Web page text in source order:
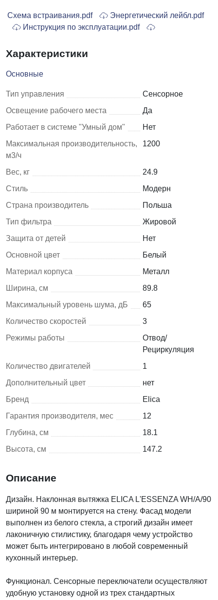
Схема встраивания.pdf
Энергетический лейбл.pdf
Инструкция по эксплуатации.pdf
Характеристики
Основные
Тип управления
Сенсорное
Освещение рабочего места
Да
Работает в системе "Умный дом"
Нет
Максимальная производительность,
м3/ч
1200
Вес, кг
24.9
Стиль
Модерн
Страна производитель
Польша
Тип фильтра
Жировой
Защита от детей
Нет
Основной цвет
Белый
Материал корпуса
Металл
Ширина, см
89.8
Максимальный уровень шума, дБ
65
Количество скоростей
3
Режимы работы
Отвод/
Рециркуляция
Количество двигателей
1
Дополнительный цвет
нет
Бренд
Elica
Гарантия производителя, мес
12
Глубина, см
18.1
Высота, см
147.2
Описание
Дизайн. Наклонная вытяжка ELICA L'ESSENZA WH/A/90
шириной 90 м монтируется на стену. Фасад модели
выполнен из белого стекла, а строгий дизайн имеет
лаконичную стилистику, благодаря чему устройство
может быть интегрировано в любой современный
кухонный интерьер.
Функционал. Сенсорные переключатели осуществляют
удобную установку одной из трех стандартных